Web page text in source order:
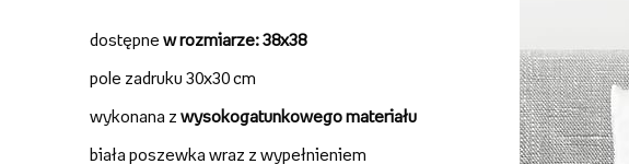
dostępne w rozmiarze: 38x38
pole zadruku 30x30 cm
wykonana z wysokogatunkowego materiału
biała poszewka wraz z wypełnieniem